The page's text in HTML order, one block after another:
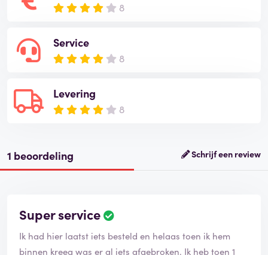
8
Service
8
Levering
8
1 beoordeling Schrijf een review
Super service
B
o
o
Ik had hier laatst iets besteld en helaas toen ik hem
binnen kreeg was er al iets afgebroken. Ik heb toen 1